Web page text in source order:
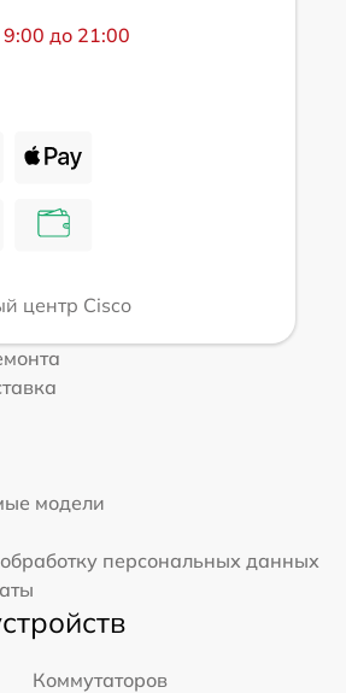
до 21:00
центр Cisco
модели
персональных данных
Коммутаторов